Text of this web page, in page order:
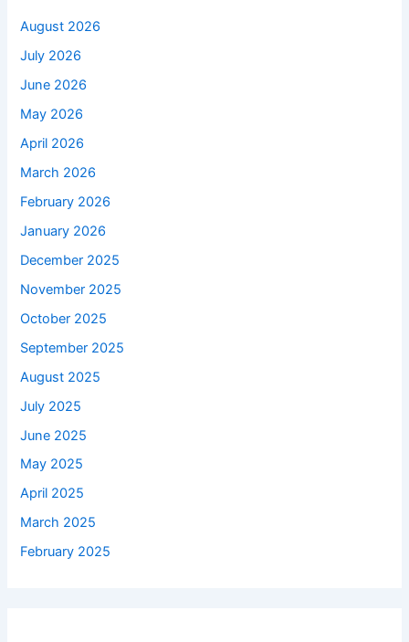
August 2026
July 2026
June 2026
May 2026
April 2026
March 2026
February 2026
January 2026
December 2025
November 2025
October 2025
September 2025
August 2025
July 2025
June 2025
May 2025
April 2025
March 2025
February 2025